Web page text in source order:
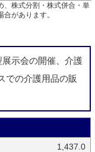
、株式分割・株式併合・単
があります。
示会の開催、介護
での介護用品の販
1,437.0